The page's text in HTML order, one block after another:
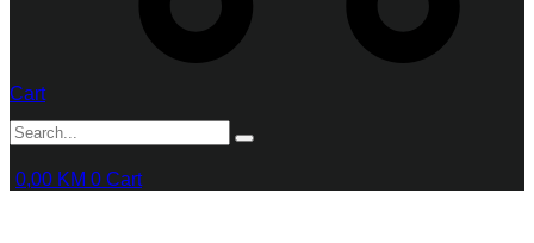
Cart
0,00 KM 0 Cart